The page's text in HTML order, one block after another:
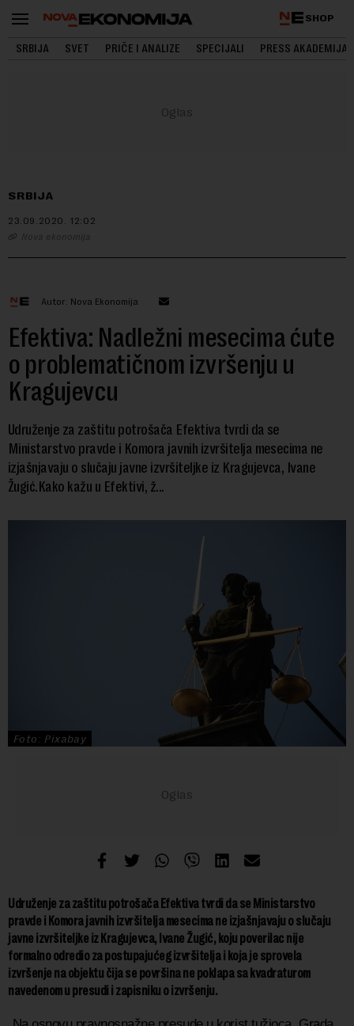
SHOP
SRBIJA SVET PRIČE I ANALIZE SPECIJALI PRESS AKADEMIJA
SRBIJA
23.09.2020. 12:02
Nova ekonomija
Autor: Nova Ekonomija
Efektiva: Nadležni mesecima ćute
o problematičnom izvršenju u
Kragujevcu
Udruženje za zaštitu potrošača Efektiva tvrdi da se
Ministarstvo pravde i Komora javnih izvršitelja mesecima ne
izjašnjavaju o slučaju javne izvršiteljke iz Kragujevca, Ivane
Žugić.Kako kažu u Efektivi, ž...
Foto: Pixabay
Udruženje za zaštitu potrošača Efektiva tvrdi da se Ministarstvo
pravde i Komora javnih izvršitelja mesecima ne izjašnjavaju o slučaju
javne izvršiteljke iz Kragujevca, Ivane Žugić, koju poverilac nije
formalno odredio za postupajućeg izvršitelja i koja je sprovela
izvršenje na objektu čija se površina ne poklapa sa kvadraturom
navedenom u presudi i zapisniku o izvršenju.